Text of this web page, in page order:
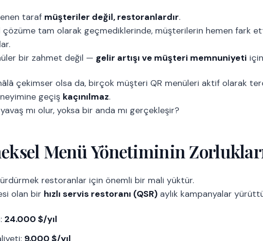
taraf müşteriler değil, restoranlardır.
tam olarak geçmediklerinde, müşterilerin hemen fark
bir zahmet değil — gelir artışı ve müşteri memnuniyeti
çekimser olsa da, birçok müşteri QR menüleri aktif olarak
geçiş kaçınılmaz.
mı olur, yoksa bir anda mı gerçekleşir?
Menü Yönetiminin
restoranlar için önemli bir mali yüktür.
olan bir hızlı servis restoranı (QSR) aylık kampanyalar
24.000 $/yıl
9.000 $/yıl